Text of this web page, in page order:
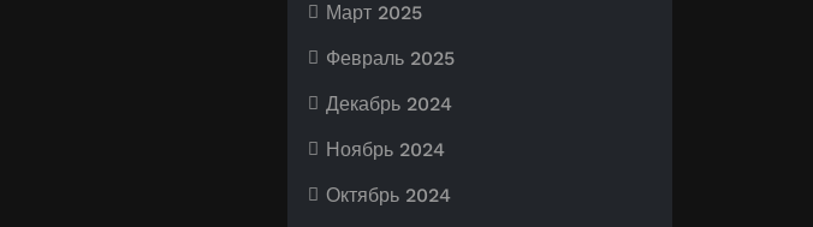
Март 2025
Февраль 2025
Декабрь 2024
Ноябрь 2024
Октябрь 2024